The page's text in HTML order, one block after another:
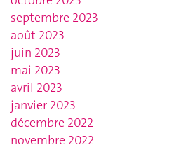
septembre 2023
août 2023
juin 2023
mai 2023
avril 2023
janvier 2023
décembre 2022
novembre 2022